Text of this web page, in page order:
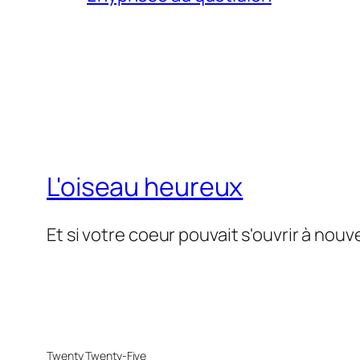
L'oiseau heureux
Et si votre coeur pouvait s'ouvrir à
Twenty Twenty-Five